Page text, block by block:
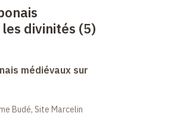
divinités (5)
médiévaux sur
Budé, Site Marcelin